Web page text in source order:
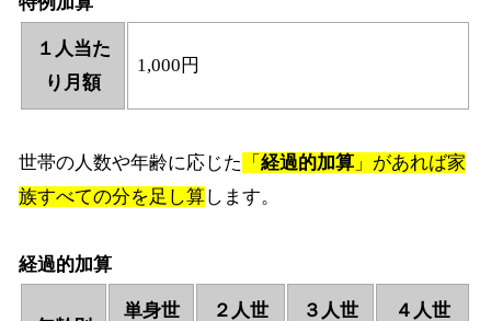
１人当た
り月額
1,000円
世帯の人数や年齢に応じた 「経過的加算 」があれば家
族すべての分を足し算します。
経過的加算
単身世
２人世
３人世
４人世